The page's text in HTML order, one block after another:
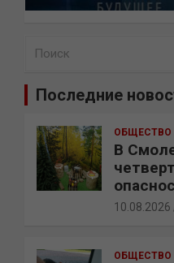
Последние
ОБЩЕСТВО
В
10.08.2026
ОБЩЕСТВО